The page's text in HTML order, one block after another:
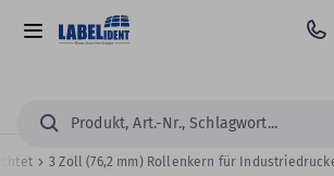
Hauptinhalt
springen
Alle
Suchen...
3 Zoll (76,2 mm) Rollenkern für